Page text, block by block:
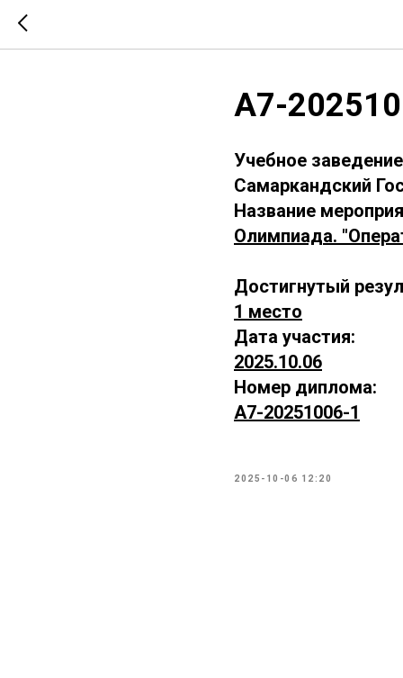
А7-
Учебное
Самаркандский
Название
Олимпиада.
Достигнутый
1 место
Дата участия:
2025.10.06
Номер диплома:
А7-20251006-1
2025-10-06 12:20